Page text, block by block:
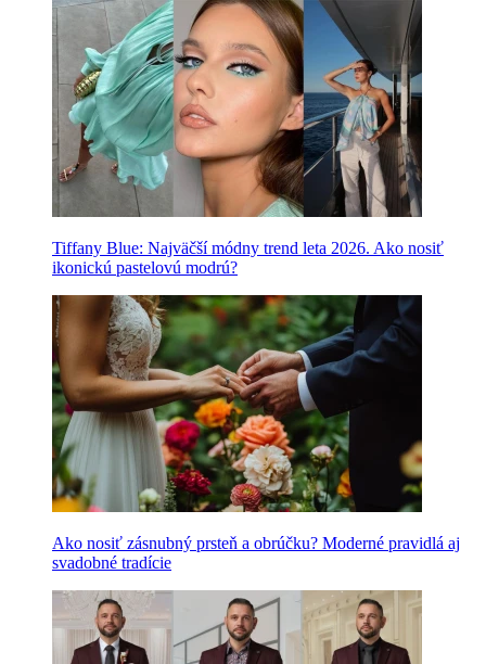
Tiffany Blue: Najväčší módny trend leta 2026. Ako nosiť
ikonickú pastelovú modrú?
Ako nosiť zásnubný prsteň a obrúčku? Moderné pravidlá aj
svadobné tradície